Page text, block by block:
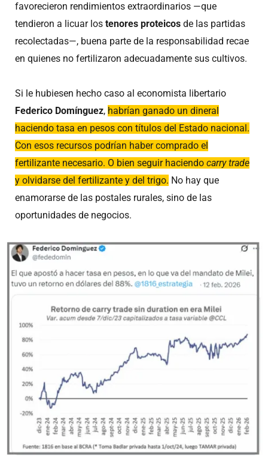
favorecieron rendimientos extraordinarios —que
tendieron a licuar los tenores proteicos de las partidas
recolectadas—, buena parte de la responsabilidad recae
en quienes no fertilizaron adecuadamente sus cultivos.
Si le hubiesen hecho caso al economista libertario
Federico Domínguez, habrían ganado un dineral
haciendo tasa en pesos con títulos del Estado nacional.
Con esos recursos podrían haber comprado el
fertilizante necesario. O bien seguir haciendo carry trade
y olvidarse del fertilizante y del trigo. No hay que
enamorarse de las postales rurales, sino de las
oportunidades de negocios.